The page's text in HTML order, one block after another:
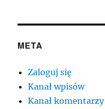
META
Zaloguj się
Kanał wpisów
Kanał komentarzy